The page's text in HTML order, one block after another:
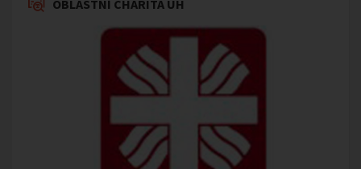
OBLASTNÍ CHARITA UH